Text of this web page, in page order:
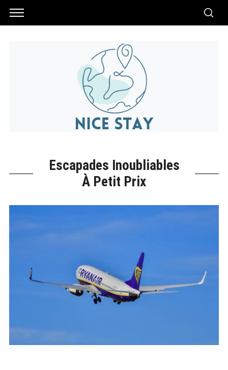
Escapades Inoubliables
À Petit Prix